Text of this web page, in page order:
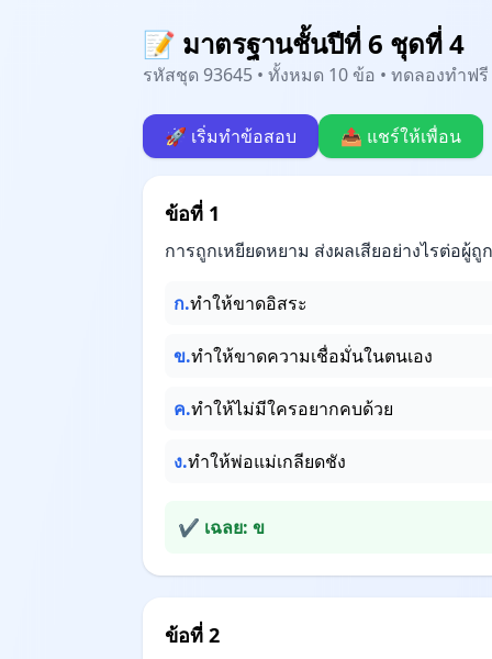
📝 มาตรฐานชั้นปีที่ 6 ชุดที่ 4
รหัสชุด 93645 • ทั้งหมด 10 ข้อ • ทดลองทำฟ
🚀 เริ่มทำข้อสอบ 📤 แชร์ให้เพื่อน
ข้อที่ 1
การถูกเหยียดหยาม ส่งผลเสียอย่างไรต่อผู้ถู
ก.ทำให้ขาดอิสระ
ข.ทำให้ขาดความเชื่อมั่นในตนเอง
ค.ทำให้ไม่มีใครอยากคบด้วย
ง.ทำให้พ่อแม่เกลียดชัง
✔ เฉลย: ข
ข้อที่ 2